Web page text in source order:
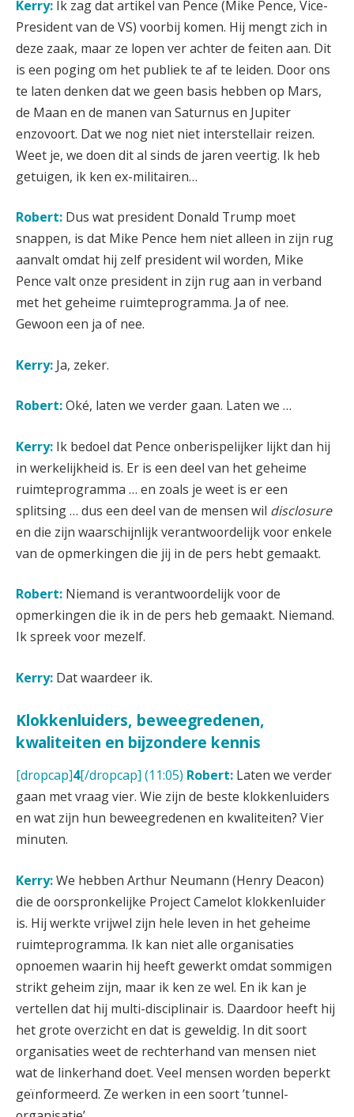
Kerry: Ik zag dat artikel van Pence (Mike Pence, Vice-
President van de VS) voorbij komen. Hij mengt zich in
deze zaak, maar ze lopen ver achter de feiten aan. Dit
is een poging om het publiek te af te leiden. Door ons
te laten denken dat we geen basis hebben op Mars,
de Maan en de manen van Saturnus en Jupiter
enzovoort. Dat we nog niet niet interstellair reizen.
Weet je, we doen dit al sinds de jaren veertig. Ik heb
getuigen, ik ken ex-militairen…
Robert: Dus wat president Donald Trump moet
snappen, is dat Mike Pence hem niet alleen in zijn rug
aanvalt omdat hij zelf president wil worden, Mike
Pence valt onze president in zijn rug aan in verband
met het geheime ruimteprogramma. Ja of nee.
Gewoon een ja of nee.
Kerry: Ja, zeker.
Robert:Oké, laten we verder gaan. Laten we …
Kerry: Ik bedoel dat Pence onberispelijker lijkt dan hij
in werkelijkheid is. Er is een deel van het geheime
ruimteprogramma … en zoals je weet is er een
splitsing … dus een deel van de mensen wil disclosure
en die zijn waarschijnlijk verantwoordelijk voor enkele
van de opmerkingen die jij in de pers hebt gemaakt.
Robert: Niemand is verantwoordelijk voor de
opmerkingen die ik in de pers heb gemaakt. Niemand.
Ik spreek voor mezelf.
Kerry: Dat waardeer ik.
Klokkenluiders, beweegredenen,
kwaliteiten en bijzondere kennis
[dropcap]4[/dropcap] (11:05) Robert: Laten we verder
gaan met vraag vier. Wie zijn de beste klokkenluiders
en wat zijn hun beweegredenen en kwaliteiten? Vier
minuten.
Kerry:We hebben Arthur Neumann (Henry Deacon)
die de oorspronkelijke Project Camelot klokkenluider
is. Hij werkte vrijwel zijn hele leven in het geheime
ruimteprogramma. Ik kan niet alle organisaties
opnoemen waarin hij heeft gewerkt omdat sommigen
strikt geheim zijn, maar ik ken ze wel. En ik kan je
vertellen dat hij multi-disciplinair is. Daardoor heeft hij
het grote overzicht en dat is geweldig. In dit soort
organisaties weet de rechterhand van mensen niet
wat de linkerhand doet. Veel mensen worden beperkt
geïnformeerd. Ze werken in een soort ’tunnel-